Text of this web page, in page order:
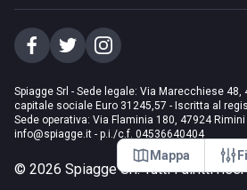
Mappa
Spiagge Srl - Sede legale: Via Marecchiese 48,
capitale sociale Euro 31245,57 - Iscritta al
Sede operativa: Via Flaminia 180, 47924 Rimini
info@spiagge.it - p.i./c.f. 04536640404
© 2026 Spiagge Srl. Tutti i diritti